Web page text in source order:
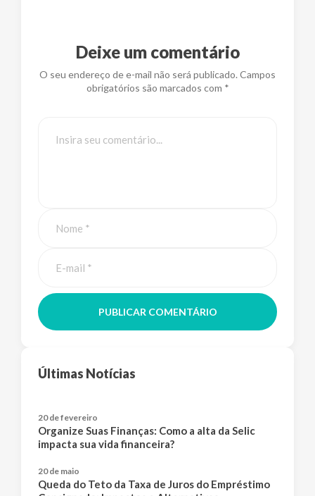
Deixe um comentário
O seu endereço de e-mail não será publicado. Campos
obrigatórios são marcados com *
PUBLICAR COMENTÁRIO
Últimas Notícias
20 de fevereiro
Organize Suas Finanças: Como a alta da Selic
impacta sua vida financeira?
20 de maio
Queda do Teto da Taxa de Juros do Empréstimo